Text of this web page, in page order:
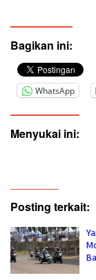
Bagikan ini:
WhatsApp
Menyukai ini:
Posting terkait: